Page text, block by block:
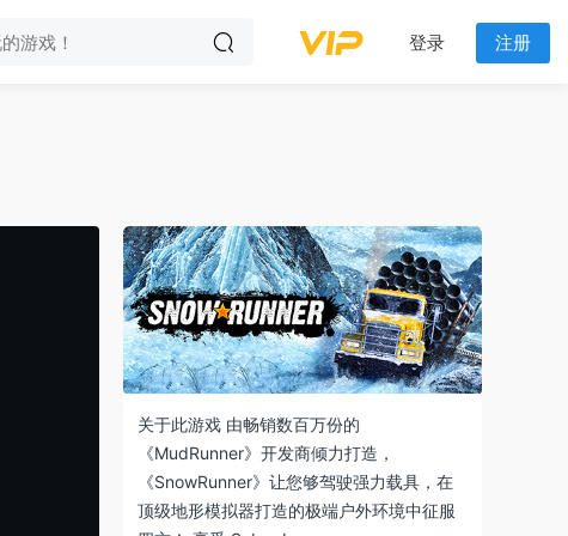
登录 注册
关于此游戏 由畅销数百万份的
《MudRunner》开发商倾力打造，
《SnowRunner》让您够驾驶强力载具，在
顶级地形模拟器打造的极端户外环境中征服